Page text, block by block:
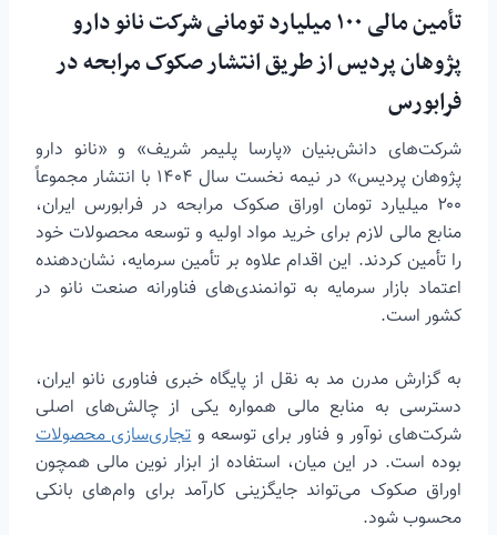
تأمین مالی ۱۰۰ میلیارد تومانی شرکت نانو دارو
پژوهان پردیس از طریق انتشار صکوک مرابحه در
فرابورس
شرکت‌های دانش‌بنیان «پارسا پلیمر شریف» و «نانو دارو
پژوهان پردیس» در نیمه نخست سال ۱۴۰۴ با انتشار مجموعاً
۲۰۰ میلیارد تومان اوراق صکوک مرابحه در فرابورس ایران،
منابع مالی لازم برای خرید مواد اولیه و توسعه محصولات خود
را تأمین کردند. این اقدام علاوه بر تأمین سرمایه، نشان‌دهنده
اعتماد بازار سرمایه به توانمندی‌های فناورانه صنعت نانو در
کشور است.
به گزارش مدرن مد به نقل از پایگاه خبری فناوری نانو ایران،
دسترسی به منابع مالی همواره یکی از چالش‌های اصلی
شرکت‌های نوآور و فناور برای توسعه وتجاری‌سازی محصولات
بوده است. در این میان، استفاده از ابزار نوین مالی همچون
اوراق صکوک می‌تواند جایگزینی کارآمد برای وام‌های بانکی
محسوب شود.